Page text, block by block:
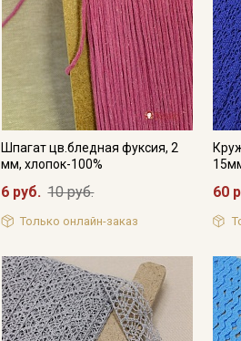
Шпагат цв.бледная фуксия, 2
мм, хлопок-100%
6 руб. 10 руб.
Только онлайн-заказ
60